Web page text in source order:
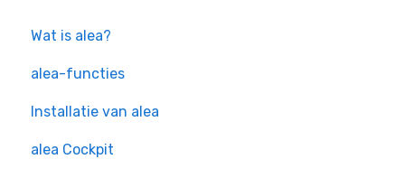
Wat is alea?
alea-functies
Installatie van alea
alea Cockpit